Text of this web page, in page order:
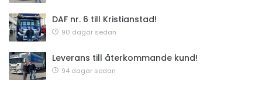
DAF nr. 6 till Kristianstad!
90 dagar sedan
Leverans till återkommande kund!
94 dagar sedan